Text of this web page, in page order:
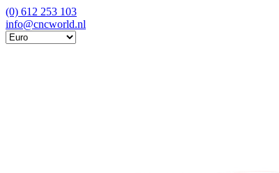
(0) 612 253 103
info@cncworld.nl